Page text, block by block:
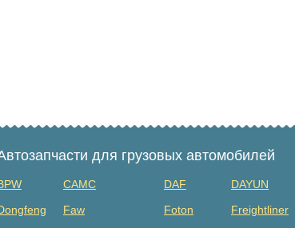
для грузовых автомобилей
CAMC DAF
DAYUN
Faw Foton
Freightliner